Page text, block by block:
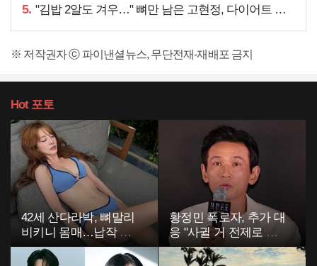
5. "김밥 2알도 겨우…" 뼈만 남은 고현정, 다이어트 아닌
※ 저작권자 ⓒ 파이낸셜뉴스, 무단전재-재배포 금지
Hot포토
42세 산다라박, 뼈말리
비키니 몸매…납작 복
부에 깜짝
황정민 폭로자, 추가 대
응 "사귈 거 전제로 하
고…"